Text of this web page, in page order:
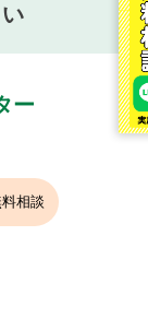
ー
相談